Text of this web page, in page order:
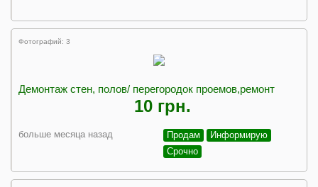
Фотографий: 3
Демонтаж стен, полов/ перегородок проемов,ремонт
10 грн.
больше месяца назад Продам
Информирую
Срочно